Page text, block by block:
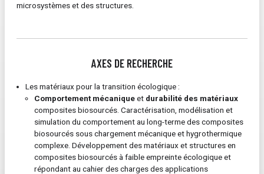
microsystèmes et des structures.
AXES DE RECHERCHE
Les matériaux pour la transition écologique :
Comportement mécaniqueet durabilité des matériaux
composites biosourcés. Caractérisation, modélisation et
simulation du comportement au long-terme des composites
biosourcés sous chargement mécanique et hygrothermique
complexe. Développement des matériaux et structures en
composites biosourcés à faible empreinte écologique et
répondant au cahier des charges des applications